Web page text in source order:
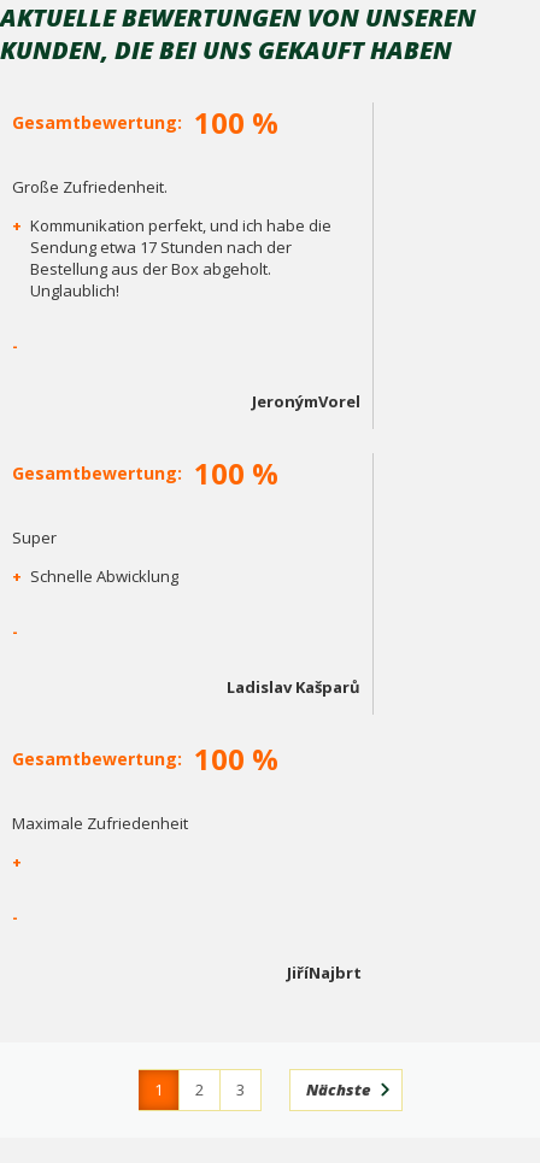
AKTUELLE BEWERTUNGEN VON UNSEREN
KUNDEN, DIE BEI ​​UNS GEKAUFT HABEN
Gesamtbewertung: 100 %
Große Zufriedenheit.
+ Kommunikation perfekt, und ich habe die
Sendung etwa 17 Stunden nach der
Bestellung aus der Box abgeholt.
Unglaublich!
-
JeronýmVorel
Gesamtbewertung: 100 %
Super
+ Schnelle Abwicklung
-
Ladislav Kašparů
Gesamtbewertung: 100 %
Maximale Zufriedenheit
+
-
JiříNajbrt
1 2
3
Nächste